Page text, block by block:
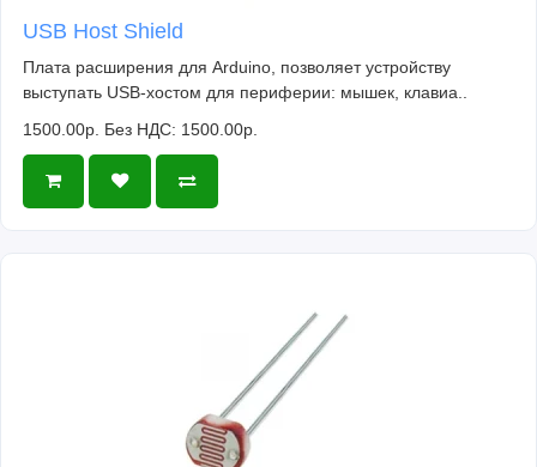
USB Host Shield
Плата расширения для Arduino, позволяет устройству
выступать USB-хостом для периферии: мышек, клавиа..
1500.00р. Без НДС: 1500.00р.